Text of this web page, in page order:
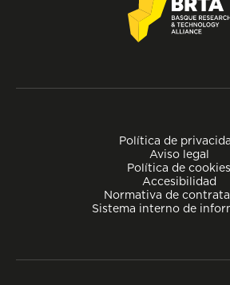
Política de
Aviso legal
Política de cookies
Accesibilidad
Normativa de
Sistema interno de